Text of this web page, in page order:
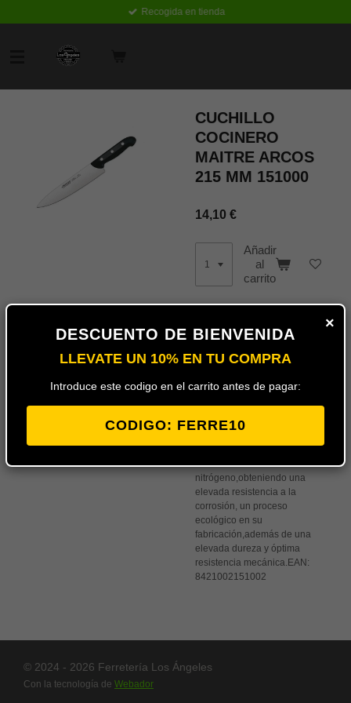
Recogida en tienda
CUCHILLO
COCINERO
MAITRE ARCOS
215 MM 151000
14,10 €
Añadir
al
carrito
Maitre de 21 centimetros de
herramientas profesionales
inoxidable martensítico de
composición especial,
registrado por ARCOS bajo el
acero es su contenido en
nitrógeno,obteniendo una
elevada resistencia a la
corrosión, un proceso
ecológico en su
fabricación,además de una
elevada dureza y óptima
resistencia mecánica. EAN:
8421002151002
© 2024 - 2026 Ferretería Los Ángeles
Con la tecnología de Webador
×
DESCUENTO DE BIENVENIDA
LLEVATE UN 10% EN TU COMPRA
Introduce este codigo en el carrito antes de pagar:
CODIGO: FERRE10